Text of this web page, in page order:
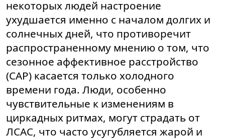
некоторых людей настроение
ухудшается именно с началом долгих и
солнечных дней, что противоречит
распространенному мнению о том, что
сезонное аффективное расстройство
(САР) касается только холодного
времени года. Люди, особенно
чувствительные к изменениям в
циркадных ритмах, могут страдать от
ЛСАС, что часто усугубляется жарой и